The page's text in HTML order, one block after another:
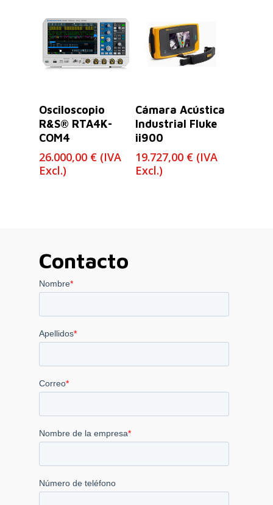
hasta
19.000,00 €
Osciloscopio
R&S® RTA4K-
COM4
26.000,00 € (IVA
Excl.)
Cámara Acústica
Industrial Fluke
ii900
19.727,00 € (IVA
Excl.)
Contacto